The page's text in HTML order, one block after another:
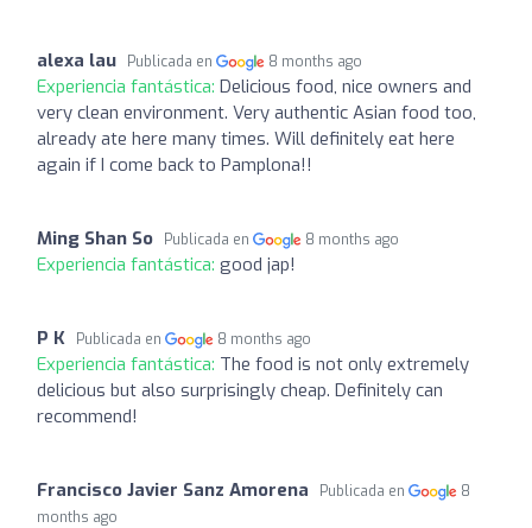
alexa lau Publicada en 8 months ago
Experiencia fantástica: Delicious food, nice owners and
very clean environment. Very authentic Asian food too,
already ate here many times. Will definitely eat here
again if I come back to Pamplona!!
Ming Shan So Publicada en 8 months ago
Experiencia fantástica: good jap!
P K Publicada en 8 months ago
Experiencia fantástica: The food is not only extremely
delicious but also surprisingly cheap. Definitely can
recommend!
Francisco Javier Sanz Amorena Publicada en
8
months ago